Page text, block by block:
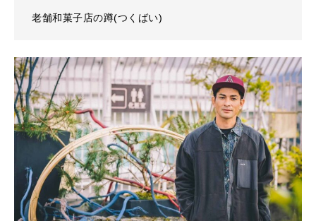
老舗和菓子店の蹲(つくばい)